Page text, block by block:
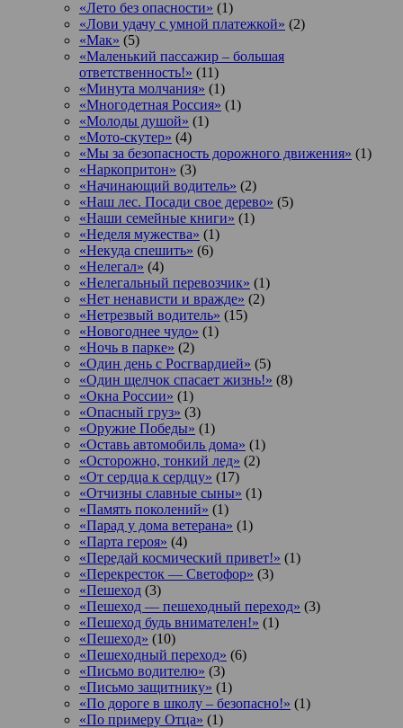
«Лето без опасности» (1)
«Лови удачу с умной платежкой» (2)
«Мак» (5)
«Маленький пассажир – большая
ответственность!» (11)
«Минута молчания» (1)
«Многодетная Россия» (1)
«Молоды душой» (1)
«Мото-скутер» (4)
«Мы за безопасность дорожного движения» (1)
«Наркопритон» (3)
«Начинающий водитель» (2)
«Наш лес. Посади свое дерево» (5)
«Наши семейные книги» (1)
«Неделя мужества» (1)
«Некуда спешить» (6)
«Нелегал» (4)
«Нелегальный перевозчик» (1)
«Нет ненависти и вражде» (2)
«Нетрезвый водитель» (15)
«Новогоднее чудо» (1)
«Ночь в парке» (2)
«Один день с Росгвардией» (5)
«Один щелчок спасает жизнь!» (8)
«Окна России» (1)
«Опасный груз» (3)
«Оружие Победы» (1)
«Оставь автомобиль дома» (1)
«Осторожно, тонкий лед» (2)
«От сердца к сердцу» (17)
«Отчизны славные сыны» (1)
«Память поколений» (1)
«Парад у дома ветерана» (1)
«Парта героя» (4)
«Передай космический привет!» (1)
«Перекресток — Светофор» (3)
«Пешеход (3)
«Пешеход — пешеходный переход» (3)
«Пешеход будь внимателен!» (1)
«Пешеход» (10)
«Пешеходный переход» (6)
«Письмо водителю» (3)
«Письмо защитнику» (1)
«По дороге в школу – безопасно!» (1)
«По примеру Отца» (1)